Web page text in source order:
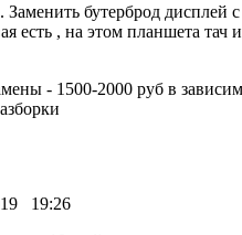
Заменить бутерброд дисплей
есть , на этом планшета тач
- 1500-2000 руб в
19:26